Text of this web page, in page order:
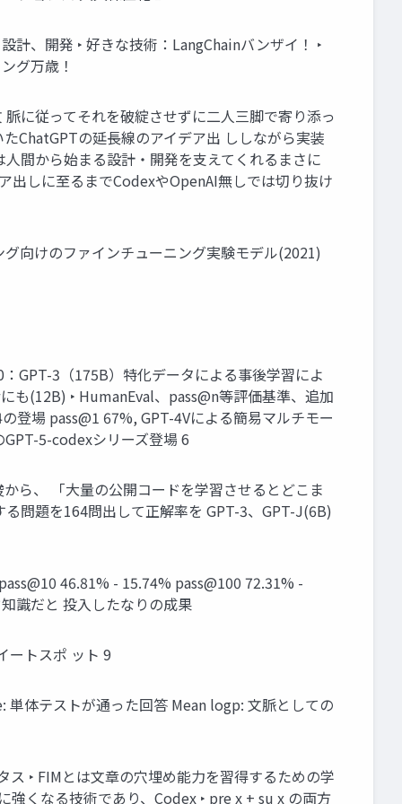
計、開発 ‣ 好きな技術：LangChainバンザイ！ ‣
グ万歳！
に従ってそれを破綻させずに二人三脚で寄り添っ
ChatGPTの延長線のアイデア出 ししながら実装
間から始まる設計・開発を支えてくれるまさに
しに至るまでCodexやOpenAI無しでは切り抜け
向けのファインチューニング実験モデル(2021)
GPT-3（175B）特化データによる事後学習によ
(12B) ‣ HumanEval、pass@n等評価基準、追加
登場 pass@1 67%, GPT-4Vによる簡易マルチモー
5-codexシリーズ登場 6
ら、 「大量の公開コードを学習させるとどこま
問題を164問出して正解率を GPT-3、GPT-J(6B)
46.81% - 15.74% pass@100 72.31% -
識だと 投入したなりの成果
ートスポ ット 9
体テストが通った回答 Mean logp: 文脈としての
‣ FIMとは文章の穴埋め能力を習得するための学
強くなる技術であり、Codex ‣ pre x + su x の両方